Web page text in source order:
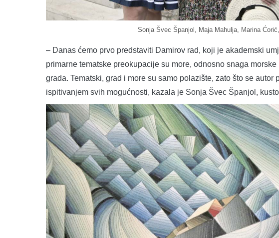
Sonja Švec Španjol, Maja Mahulja, Marina
– Danas ćemo prvo predstaviti Damirov rad, koji je akademski
primarne tematske preokupacije su more, odnosno snaga
grada. Tematski, grad i more su samo polazište, zato što se
ispitivanjem svih mogućnosti, kazala je Sonja Švec Španjol,